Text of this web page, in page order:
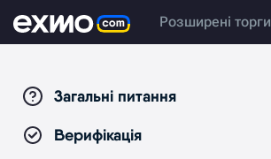
Розширені торги
Загальні питання
Верифікація